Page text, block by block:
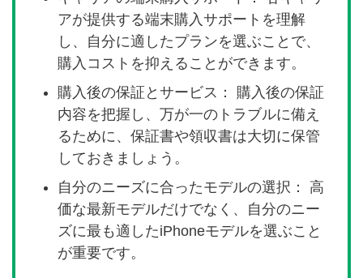
アが提供する端末購入サポートを理解
し、自分に適したプランを選ぶことで、
購入コストを抑えることができます。
購入後の保証とサービス： 購入後の保証
内容を把握し、万が一のトラブルに備え
るために、保証書や領収書は大切に保管
しておきましょう。
自分のニーズに合ったモデルの選択： 高
価な最新モデルだけでなく、自分のニー
ズに最も適したiPhoneモデルを選ぶこと
が重要です。